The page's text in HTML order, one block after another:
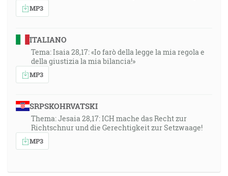
MP3
ITALIANO
Tema: Isaia 28,17: «Io farò della legge la mia regola e
della giustizia la mia bilancia!»
MP3
SRPSKOHRVATSKI
Thema: Jesaia 28,17: ICH mache das Recht zur
Richtschnur und die Gerechtigkeit zur Setzwaage!
MP3